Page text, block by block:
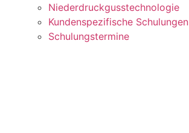
Niederdruckgusstechnologie
Kundenspezifische Schulungen
Schulungstermine